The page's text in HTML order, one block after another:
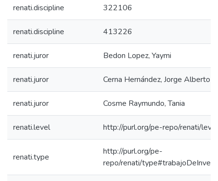
renati.discipline 322106
renati.discipline 413226
renati.juror Bedon Lopez, Yaymi
renati.juror Cerna Hernández, Jorge Alberto
renati.juror Cosme Raymundo, Tania
renati.level http://purl.org/pe-repo/renati/
renati.type
http://purl.org/pe-
repo/renati/